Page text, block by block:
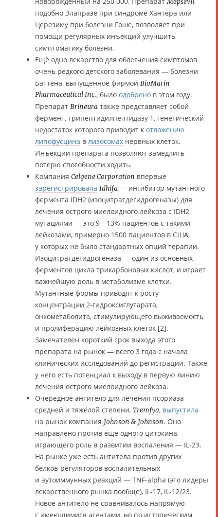
подобно Элапразе при синдроме Хантера или
Церезиму при болезни Гоше, позволяет при
помощи регулярных инъекций улучшить
симптоматику болезни.
Ещё одно лекарство для облегчения симптомов
очень редкого детского заболевания — болезни
Баттена, выпущенное фирмой BioMarin
Pharmaceutical Inc., было одобрено в этом году.
Препарат Brineura также представляет собой
фермент, трипептидилпептидазу 1, генетический
недостаток которого приводит к отложению
липофусцина в лизосомах нервных клеток.
Инъекции препарата позволяют замедлить
потерю способности ходить.
Компания Celgene Corporation впервые
зарегистрировала Idhifa — ингибитор мутантного
фермента IDH2 (изоцитратдегидрогеназы) для
лечения острого миелоидного лейкоза с IDH2
мутациями — это 9—13% пациентов с такими
лейкозами, примерно 1500 пациентов в США,
у которых не было стандартных опций терапии.
Изоцитратдегидрогеназа — один из основных
ферментов цикла трикарбоновых кислот, и играет
важнейшую роль в метаболизме клетки.
Мутантные формы приводят к росту
концентрации 2-гидроксиглутарата,
онкометаболита, стимулирующего выживаемость
и пролиферацию лейкозных клеток [2].
Замечателен короткий срок выхода этого
препарата на рынок — всего 3 года с начала
клинических исследований до регистрации. Также
у него есть потенциал к выходу в первую линию
лечения острого миелоидного лейкоза.
Очередное антитело для лечения псориаза
средней и тяжёлой степени, Tremfya, выпустила
на рынок компания Johnson & Johnson. Оно
направлено против ещё одного цитокина,
играющего роль в развитии воспаления — IL-23.
На рынке уже есть антитела против других
белков-регуляторов воспалительных
и аутоиммунных реакций — TNF-alpha (это лидеры
лекарственного рынка вообще), IL-17, IL-12/23.
Новое антитело не сравнивалось напрямую
с имеющимися агентами, но по историческим